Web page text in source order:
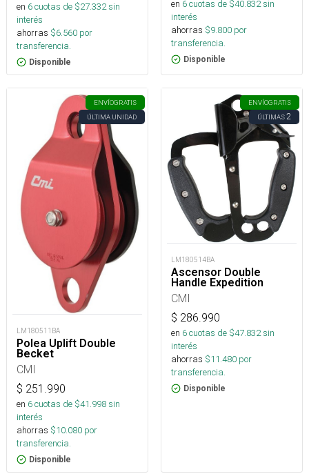
en 6cuotas de $27.332sin
interés
ahorras $6.560 por
transferencia.
Disponible
en 6cuotas de $40.832sin
interés
ahorras $9.800 por
transferencia.
Disponible
ENVÍOGRATIS
ÚLTIMA UNIDAD
LM180511BA
Polea Uplift Double
Becket
CMI
$ 251.990
en 6cuotas de $41.998sin
interés
ahorras $10.080 por
transferencia.
Disponible
ENVÍOGRATIS
ÚLTIMAS2
LM180514BA
Ascensor Double
Handle Expedition
CMI
$ 286.990
en 6cuotas de $47.832sin
interés
ahorras $11.480 por
transferencia.
Disponible